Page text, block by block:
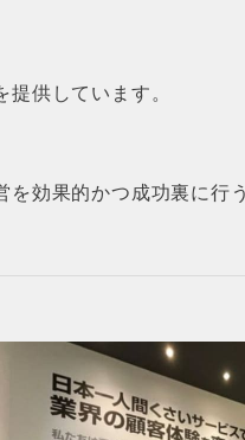
供しています。
効果的かつ成功裏に行